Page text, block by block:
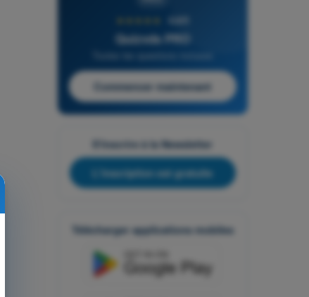
4,6/5
Quizvds PRO
Commencer maintenant
S'inscrire à la Newsletter
L'inscription est gratuite
Télécharger applications mobiles